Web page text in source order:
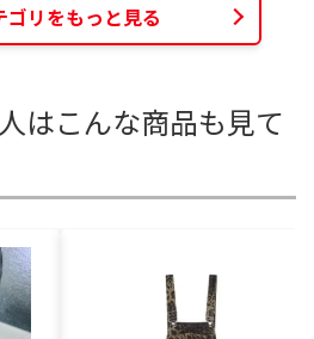
ゴリをもっと見る
はこんな商品も見て